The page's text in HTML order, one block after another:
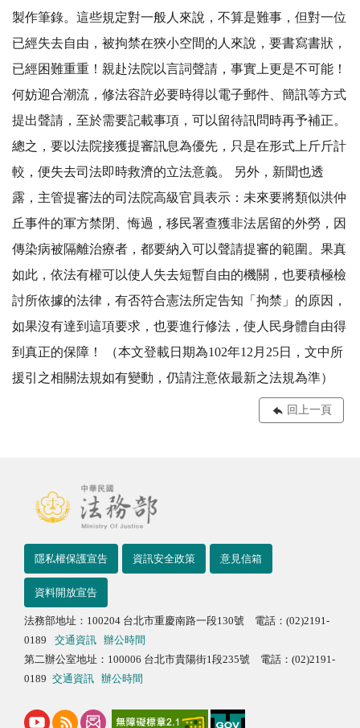
製作筆錄。這些規定對一般人來說，不算是難事，但對一位
已經失去自由，被拘禁在狹小空間的人來說，要書寫書狀，
已經困難重重！親赴法院以言詞聲請，事實上更是不可能！
何妨迎合潮流，修法容許必要時得以電子郵件、簡訊等方式
提出聲請，至於需要記載事項，可以留待訊問時再予補正。
總之，要以法院接獲提審訊息為優先，只是在形式上斤斤計
較，便失去司法即時救濟的立法意義。 另外，新聞也透
露，主管提審法的司法院高級官員表示：未來要將類似洪仲
丘事件的軍方禁閉、悔過，移民署查獲非法居留的外勞，因
傳染病被隔離治療者，都要納入可以聲請提審的範圍。果真
如此，依法有權可以使人失去短暫自由的機關，也要積極檢
討所依據的法律，有否符合憲法所定告知「拘禁」的原因，
如果沒有達到這項要求，也要進行修法，使人民身體自由得
到真正的保障！ （本文登載日期為102年12月25日，文中所
援引之相關法規如有變動，仍請注意依最新之法規為準）
回上一頁
隱私權保護宣告 資訊安全政策 意見信箱
資料開放宣告
法務部地址：100204 台北市重慶南路一段130號 電話：(02)2191-
0189
交通資訊
辦公時間
第二辦公室地址：100006 台北市貴陽街1段235號 電話：(02)2191-
0189 交通資訊 辦公時間